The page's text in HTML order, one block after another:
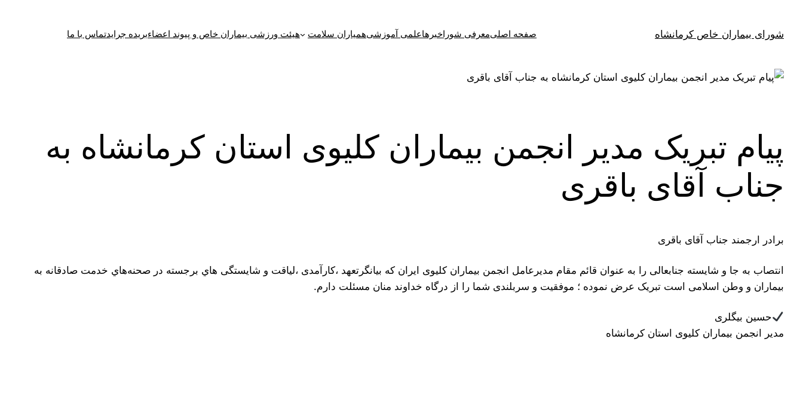
محتواشورای بیماران خاص کرمانشاه صفحه اصلیمعرفی شوراخبرهاعلمی آموزشیهمیاران سلامت هیئت ورزشی بیماران خاص و پیوند اعضاءبریده جرایدتماس با ما
پیام تبریک مدیر انجمن بیماران کلیوی استان کرمانشاه به
جناب آقای باقری
برادر ارجمند جناب آقای باقری
انتصاب به جا و شایسته جنابعالی را به عنوان قائم مقام مدیرعامل انجمن بیماران کلیوی ایران که بیانگرتعهد ،کارآمدی ،لیاقت و شایستگی هاي‌ برجسته در صحنه‌هاي‌ خدمت صادقانه به
بیماران و وطن اسلامی است تبریک عرض نموده ؛ موفقیت و سربلندی شما را از درگاه خداوند منان مسئلت دارم.
حسین بیگلری
مدیر انجمن بیماران کلیوی استان کرمانشاه